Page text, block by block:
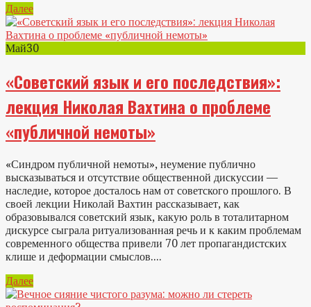
Далее
Май30
«Советский язык и его последствия»:
лекция Николая Вахтина о проблеме
«публичной немоты»
«Синдром публичной немоты», неумение публично
высказываться и отсутствие общественной дискуссии —
наследие, которое досталось нам от советского прошлого. В
своей лекции Николай Вахтин рассказывает, как
образовывался советский язык, какую роль в тоталитарном
дискурсе сыграла ритуализованная речь и к каким проблемам
современного общества привели 70 лет пропагандистских
клише и деформации смыслов....
Далее